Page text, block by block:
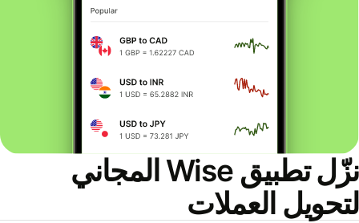
نزّل تطبيق Wise المجاني
العملات